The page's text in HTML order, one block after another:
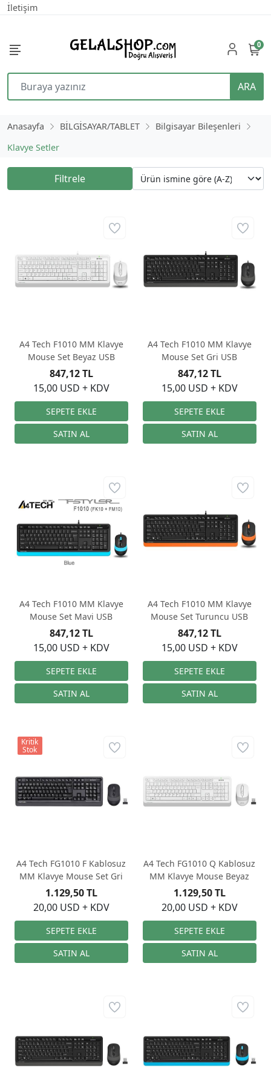
İletişim
ARA
0
Anasayfa BİLGİSAYAR/TABLET
Bilgisayar Bileşenleri
Klavye Setler
Filtrele
A4 Tech F1010 MM Klavye
Mouse Set Beyaz USB
15,00 USD + KDV
847,12 TL
A4 Tech F1010 MM Klavye
Mouse Set Gri USB
15,00 USD + KDV
847,12 TL
A4 Tech F1010 MM Klavye
Mouse Set Mavi USB
15,00 USD + KDV
847,12 TL
A4 Tech F1010 MM Klavye
Mouse Set Turuncu USB
15,00 USD + KDV
847,12 TL
A4 Tech FG1010 F Kablosuz
MM Klavye Mouse Set Gri
20,00 USD + KDV
1.129,50 TL
Kritik
Stok
A4 Tech FG1010 Q Kablosuz
MM Klavye Mouse Beyaz
20,00 USD + KDV
1.129,50 TL